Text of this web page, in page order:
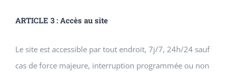
ARTICLE 3 : Accès au site
Le site est accessible par tout endroit, 7j/7, 24h/24 sauf
cas de force majeure, interruption programmée ou non